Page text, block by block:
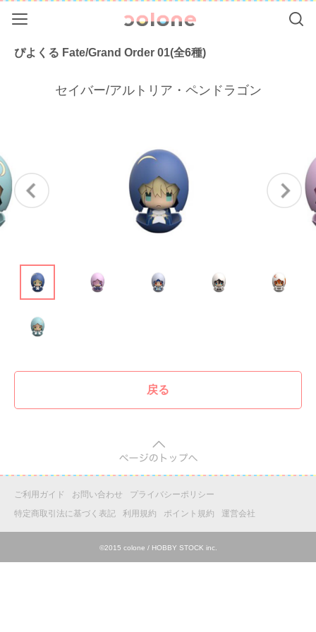
colone（
ぴよくる Fate/Grand Order 01(全6種)
セイバー/アルトリア・ペンドラゴン
戻る
ご利用ガイド お問い合わせ
プライバシーポリシー
特定商取引法に基づく表記
利用規約 ポイント規約 運営会社
©2015 colone / HOBBY STOCK inc.